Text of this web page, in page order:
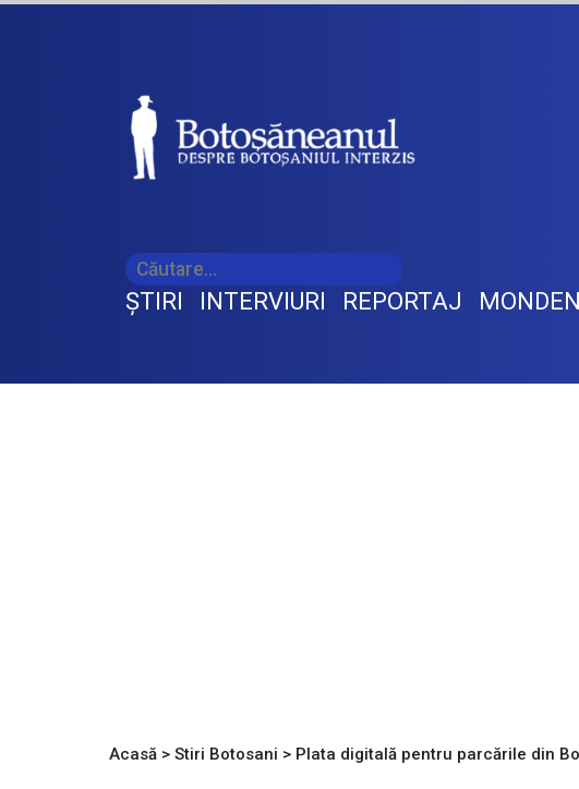
ŞTIRI INTERVIURI REPORTAJ MONDEN
Acasă > Stiri Botosani > Plata digitală pentru parcările din